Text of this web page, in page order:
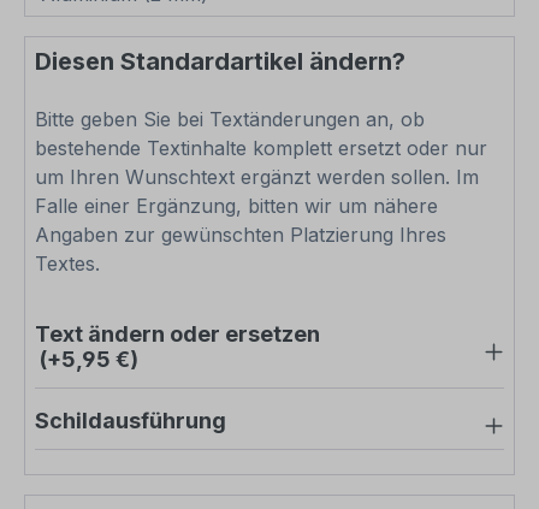
Diesen Standardartikel ändern?
Bitte geben Sie bei Textänderungen an, ob
bestehende Textinhalte komplett ersetzt oder nur
um Ihren Wunschtext ergänzt werden sollen. Im
Falle einer Ergänzung, bitten wir um nähere
Angaben zur gewünschten Platzierung Ihres
Textes.
Text ändern oder ersetzen
(+5,95 €)
Schildausführung